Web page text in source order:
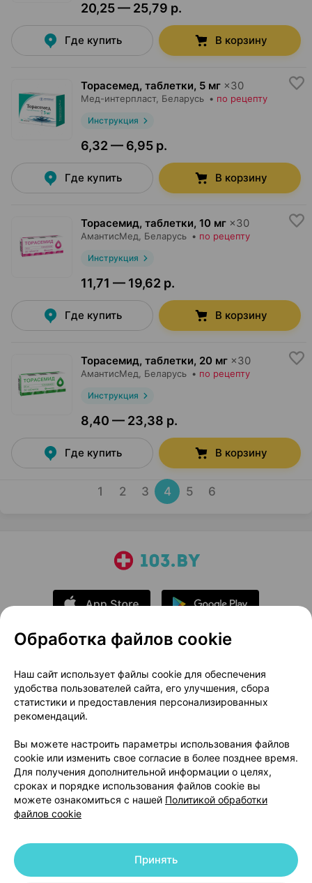
20,25 — 25,79 р.
Где купить В корзину
Торасемед, таблетки, 5 мг ×30
Мед-интерпласт, Беларусь • по рецепту
Инструкция
6,32 — 6,95 р.
Где купить В корзину
Торасемид, таблетки, 10 мг ×30
АмантисМед , Беларусь • по рецепту
Инструкция
11,71 — 19,62 р.
Где купить В корзину
Торасемид, таблетки, 20 мг ×30
АмантисМед , Беларусь • по рецепту
Инструкция
8,40 — 23,38 р.
Где купить В корзину
1 2 3 4 5 6
О проекте
Новости проекта
Размещение рекламы
Медицинский маркетинг
Публичный договор
Доставка
Способы оплаты
Вакансии
Партнеры
Написать руководителю 103.by
Написать в поддержку
Персональные настройки Cookie
© 2026 ООО «Артокс Лаб», УНП 191700409 | 220012, Республика Беларусь,
Обработка файлов cookie
Наш сайт использует файлы cookie для обеспечения
удобства пользователей сайта, его улучшения, сбора
статистики и предоставления персонализированных
рекомендаций.
Вы можете настроить параметры использования файлов
cookie или изменить свое согласие в более позднее время.
Для получения дополнительной информации о целях,
сроках и порядке использования файлов cookie вы
можете ознакомиться с нашей Политикой обработки
файлов cookie
Принять